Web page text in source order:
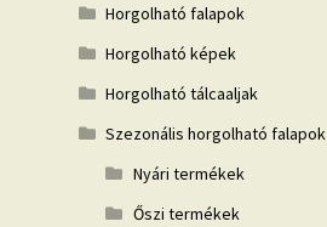
Horgolható falapok
Horgolható képek
Horgolható tálcaaljak
Szezonális horgolható falapok
Nyári termékek
Őszi termékek